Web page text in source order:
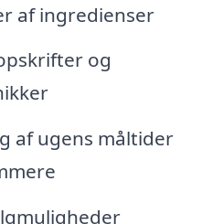
af ingredienser
og
af ugens måltider